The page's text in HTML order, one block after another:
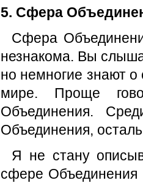
5. Сфера
Сфера
незнакома. Вы
но немногие знают
мире. Проще
Объединения.
Объединения,
Я не стану
сфере Объединения